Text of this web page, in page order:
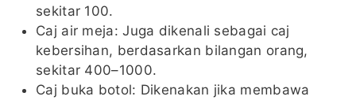
sekitar 100.
Caj air meja: Juga dikenali sebagai caj
kebersihan, berdasarkan bilangan orang,
sekitar 400–1000.
Caj buka botol: Dikenakan jika membawa